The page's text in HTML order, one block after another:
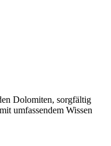
Dolomiten, sorgfältig
umfassendem Wissen